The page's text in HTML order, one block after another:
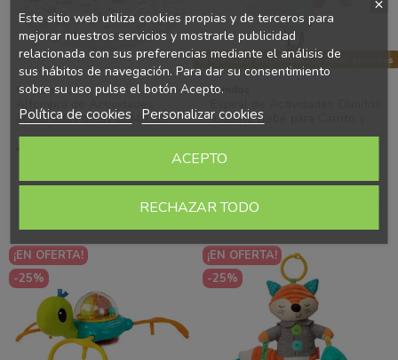
Olmitos
Alfombra de Actividades
acolchada Forest OLMITOS
con Arcos – Estimulación y
Añadir al carrito
Producto disponible con otras opciones
Olmitos
Juguete Bebé para Carrito y
Cuna
13,72 €
¡EN OFERTA!
-25%
¡EN OFERTA!
-25%
Este sitio web utiliza cookies propias y de terceros para
mejorar nuestros servicios y mostrarle publicidad
relacionada con sus preferencias mediante el análisis de
sus hábitos de navegación. Para dar su consentimiento
sobre su uso pulse el botón Acepto.
Política de cookies Personalizar cookies
RECHAZAR TODO
ACEPTO